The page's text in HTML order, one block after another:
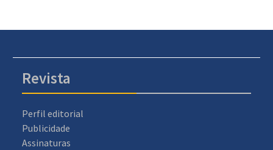
Revista
Perfil editorial
Publicidade
Assinaturas